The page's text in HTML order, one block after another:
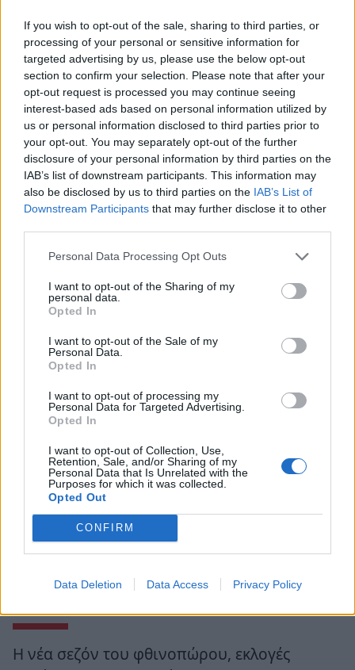
If you wish to opt-out of the sale, sharing to third parties, or
processing of your personal or sensitive information for
targeted advertising by us, please use the below opt-out
section to confirm your selection. Please note that after your
opt-out request is processed you may continue seeing
interest-based ads based on personal information utilized by
us or personal information disclosed to third parties prior to
your opt-out. You may separately opt-out of the further
disclosure of your personal information by third parties on the
IAB’s list of downstream participants. This information may
also be disclosed by us to third parties on the IAB’s List of
Downstream Participants that may further disclose it to other
Personal Data Processing Opt Outs
I want to opt-out of the Sharing of my
personal data.
Opted In
I want to opt-out of the Sale of my
Personal Data.
Opted In
I want to opt-out of processing my
Personal Data for Targeted Advertising.
Opted In
I want to opt-out of Collection, Use,
Retention, Sale, and/or Sharing of my
Personal Data that Is Unrelated with the
Purposes for which it was collected.
Opted Out
CONFIRM
Data Deletion Data Access Privacy Policy
Η νέα σεζόν του φθινοπώρου, εκλογές